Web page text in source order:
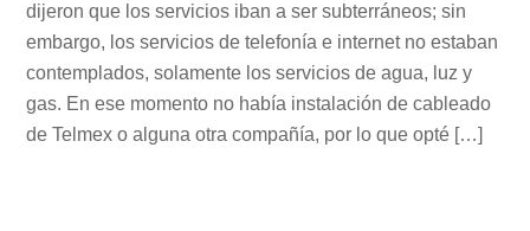
dijeron que los servicios iban a ser subterráneos; sin
embargo, los servicios de telefonía e internet no estaban
contemplados, solamente los servicios de agua, luz y
gas. En ese momento no había instalación de cableado
de Telmex o alguna otra compañía, por lo que opté […]